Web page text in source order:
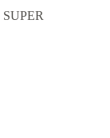
SUPER